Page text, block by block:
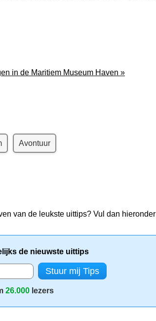
in de Maritiem Museum Haven »
Avontuur
van de leukste uittips? Vul dan hieronder
de nieuwste uittips
26.000 lezers